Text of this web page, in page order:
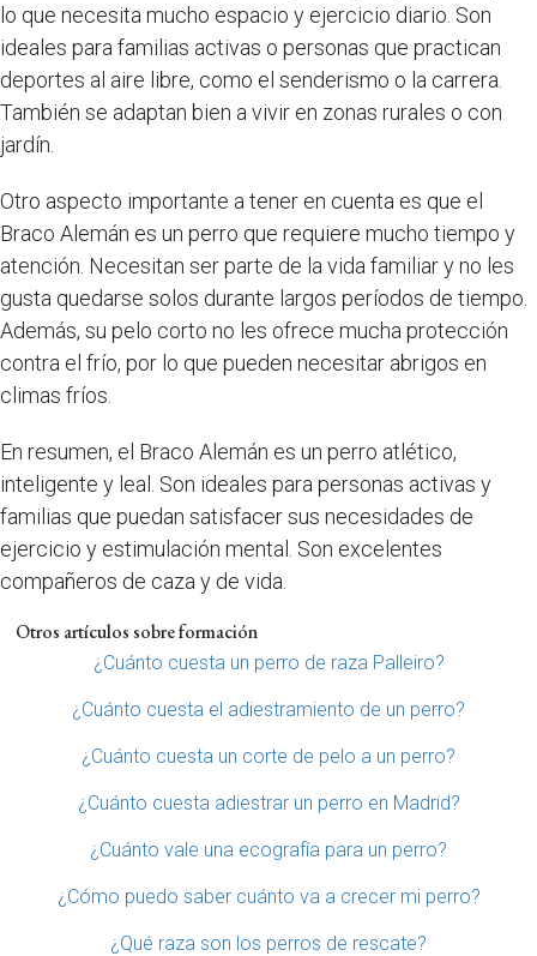
lo que necesita mucho espacio y ejercicio diario. Son
ideales para familias activas o personas que practican
deportes al aire libre, como el senderismo o la carrera.
También se adaptan bien a vivir en zonas rurales o con
jardín.
Otro aspecto importante a tener en cuenta es que el
Braco Alemán es un perro que requiere mucho tiempo y
atención. Necesitan ser parte de la vida familiar y no les
gusta quedarse solos durante largos períodos de tiempo.
Además, su pelo corto no les ofrece mucha protección
contra el frío, por lo que pueden necesitar abrigos en
climas fríos.
En resumen, el Braco Alemán es un perro atlético,
inteligente y leal. Son ideales para personas activas y
familias que puedan satisfacer sus necesidades de
ejercicio y estimulación mental. Son excelentes
compañeros de caza y de vida.
Otros artículos sobre formación
¿Cuánto cuesta un perro de raza Palleiro?
¿Cuánto cuesta el adiestramiento de un perro?
¿Cuánto cuesta un corte de pelo a un perro?
¿Cuánto cuesta adiestrar un perro en Madrid?
¿Cuánto vale una ecografía para un perro?
¿Cómo puedo saber cuánto va a crecer mi perro?
¿Qué raza son los perros de rescate?